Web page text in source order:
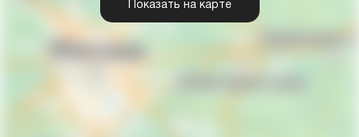
Показать на карте